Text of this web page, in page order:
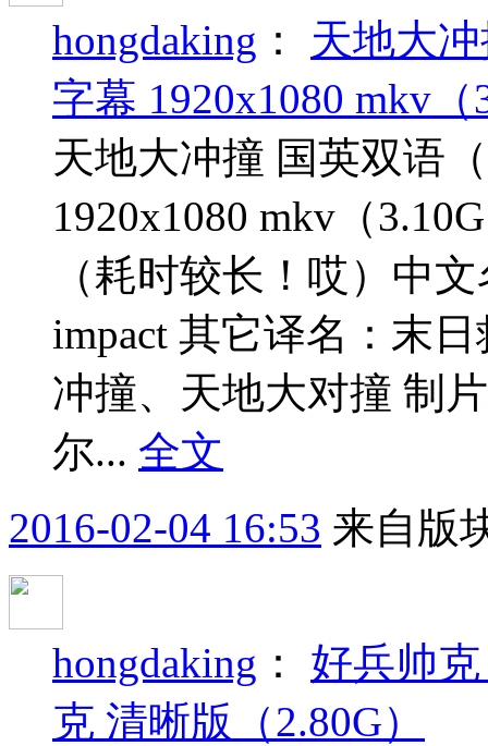
hongdaking ： 天地大
字幕 1920x1080 mkv（
天地大冲撞 国英双语
1920x1080 mkv（
（耗时较长！哎）中
impact 其它译名：末
冲撞、天地大对撞 制
尔... 全文
2016-02-04 16:53 来自版
hongdaking ： 好兵帅
克 清晰版（2.80G）